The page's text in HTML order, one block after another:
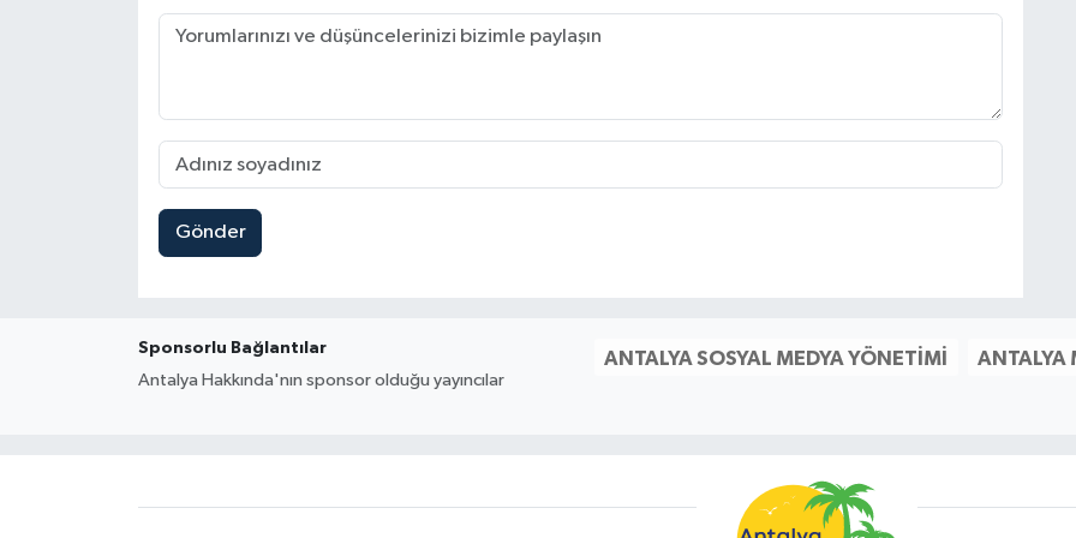
Gönder
Sponsorlu Bağlantılar
Antalya Hakkında'nın sponsor olduğu yayıncılar
ANTALYA SOSYAL MEDYA YÖNETIMI ANTALYA